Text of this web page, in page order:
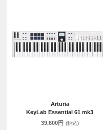
Arturia
KeyLab Essential 61 mk3
39,600円 (税込)